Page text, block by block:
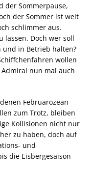
der Sommerpause,
der Sommer ist weit
schlimmer aus.
lassen. Doch wer soll
und in Betrieb halten?
wollen
nun mal auch
Februarozean
zum Trotz, bleiben
Kollisionen nicht nur
zu haben, doch auf
und
die Eisbergesaison